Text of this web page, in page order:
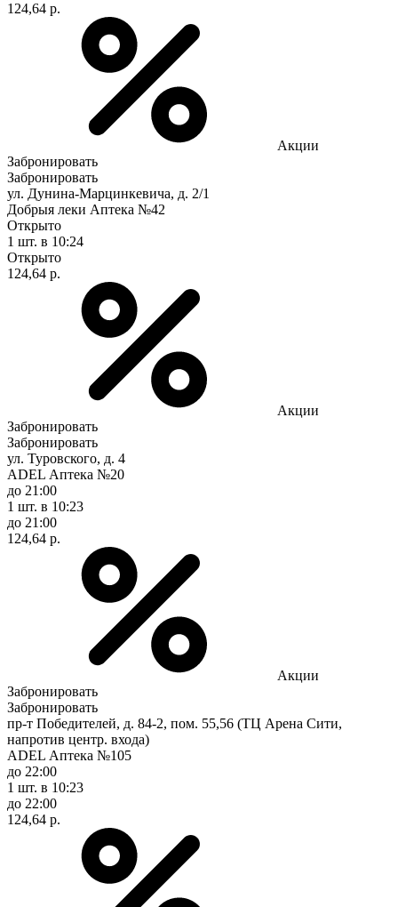
124,64 р.
Акции
Забронировать
Забронировать
ул. Дунина-Марцинкевича, д. 2/1
Добрыя леки Аптека №42
Открыто
1 шт. в 10:24
Открыто
124,64 р.
Акции
Забронировать
Забронировать
ул. Туровского, д. 4
ADEL Аптека №20
до 21:00
1 шт. в 10:23
до 21:00
124,64 р.
Акции
Забронировать
Забронировать
пр-т Победителей, д. 84-2, пом. 55,56 (ТЦ Арена Сити,
напротив центр. входа)
ADEL Аптека №105
до 22:00
1 шт. в 10:23
до 22:00
124,64 р.